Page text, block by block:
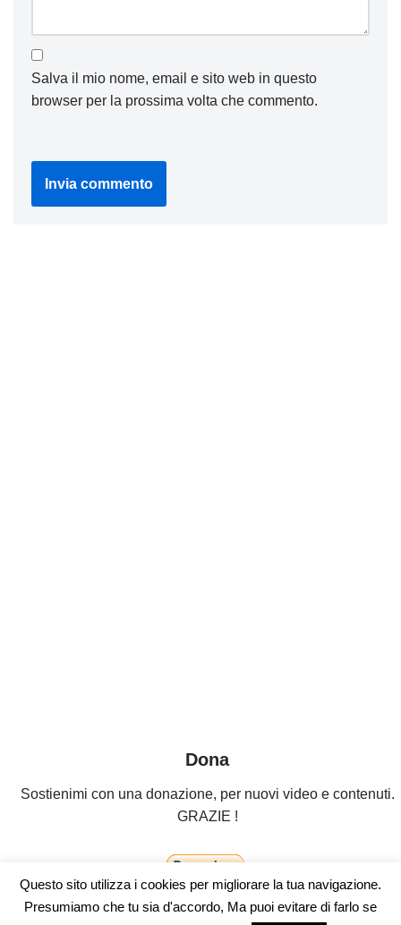
Salva il mio nome, email e sito web in questo
browser per la prossima volta che commento.
Dona
Sostienimi con una donazione, per nuovi video e contenuti.
GRAZIE !
Questo sito utilizza i cookies per migliorare la tua navigazione.
Presumiamo che tu sia d'accordo, Ma puoi evitare di farlo se